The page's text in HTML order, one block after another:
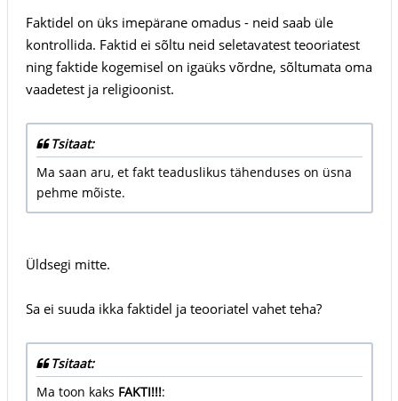
Faktidel on üks imepärane omadus - neid saab üle
kontrollida. Faktid ei sõltu neid seletavatest teooriatest
ning faktide kogemisel on igaüks võrdne, sõltumata oma
vaadetest ja religioonist.
Tsitaat:
Ma saan aru, et fakt teaduslikus tähenduses on üsna
pehme mõiste.
Üldsegi mitte.
Sa ei suuda ikka faktidel ja teooriatel vahet teha?
Tsitaat:
Ma toon kaks FAKTI!!!: